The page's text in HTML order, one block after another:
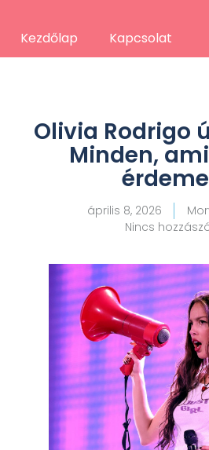
Kezdőlap Kapcsolat
Olivia Rodrigo
Minden,
április 8, 2026
Nincs